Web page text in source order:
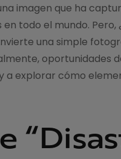
imagen que ha
todo el mundo. Pero,
una simple
oportunidades
explorar cómo